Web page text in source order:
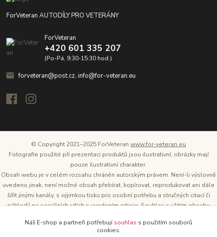
ForVeteran AUTODÍLY PRO VETERÁNY
ForVeteran
+420 601 335 207
(Po-Pá, 9:30-15:30 hod.)
forveteran@post.cz, info@for-veteran.eu
© Copyright 2021–2025 ForVeteran www.for-veteran.eu
Fotografie použité při prezentaci produktů jsou ilustrativní, obrázky mají
pouze ilustrativní charakter.
Obsah webu je v celém rozsahu chráněn autorským právem. Není-li výslovně
uvedeno jinak, není možné obsah přebírat, kopírovat, reprodukovat ani dále
šířit jinými kanály, s výjimkou tisku pro osobní potřebu a stručných citací či
náhledů na sociálních sítích s uvedením zdroje. Souhlas s užitím obsahu
těchto webových stránek je Tomáš Oršel.
Náš E-shop a partneři potřebujísouhlas s použitím souborů
cookies.